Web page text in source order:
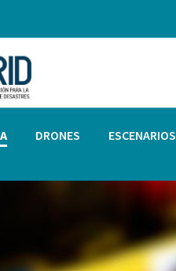
DRONES ESCENARIOS